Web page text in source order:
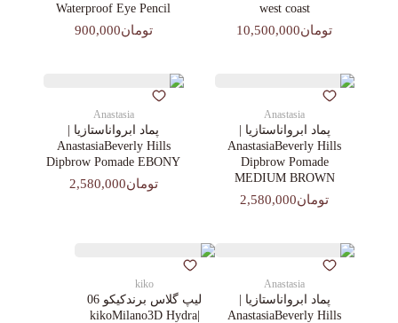
west coast
تومان10,500,000
Waterproof Eye Pencil
تومان900,000
Anastasia
پماد ابرواناستازیا |
AnastasiaBeverly Hills
Dipbrow Pomade
MEDIUM BROWN
تومان2,580,000
Anastasia
پماد ابرواناستازیا |
AnastasiaBeverly Hills
Dipbrow Pomade EBONY
تومان2,580,000
Anastasia
پماد ابرواناستازیا |
AnastasiaBeverly Hills
kiko
لیپ گلاس‌ برندکیکو 06
|kikoMilano3D Hydra